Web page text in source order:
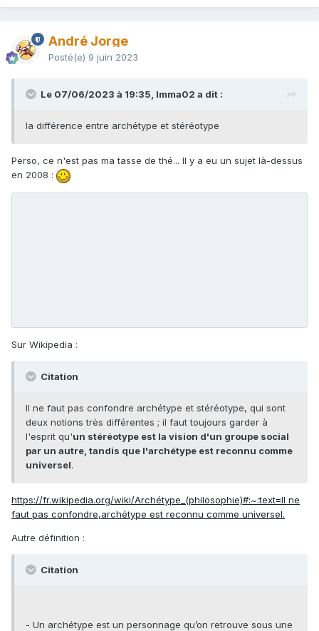
André Jorge
Posté(e) 9 juin 2023
Le 07/06/2023 à 19:35, Imma02 a dit :
la différence entre archétype et stéréotype
Perso, ce n'est pas ma tasse de thé... Il y a eu un sujet là-dessus
en 2008 :
Sur Wikipedia :
Citation
Il ne faut pas confondre archétype et stéréotype, qui sont
deux notions très différentes ; il faut toujours garder à
l'esprit qu'un stéréotype est la vision d'un groupe social
par un autre, tandis que l'archétype est reconnu comme
universel.
https://fr.wikipedia.org/wiki/Archétype_(philosophie)#:~:text=Il ne
faut pas confondre,archétype est reconnu comme universel.
Autre définition :
Citation
- Un archétype est un personnage qu’on retrouve sous une